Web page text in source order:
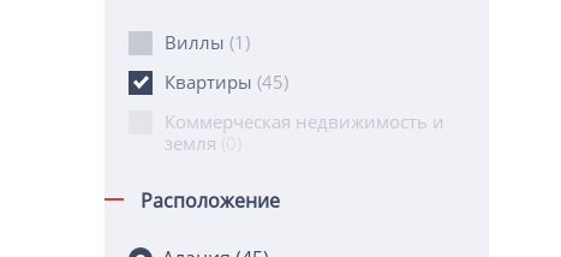
Виллы (1)
Квартиры (45)
Коммерческая недвижимость и
земля
Расположение